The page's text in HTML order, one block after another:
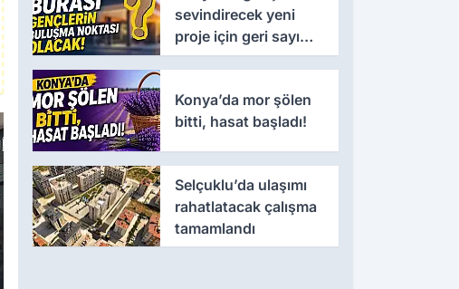
sevindirecek yeni
proje için geri sayım
başladı
Konya’da mor şölen
bitti, hasat başladı!
Selçuklu’da ulaşımı
rahatlatacak çalışma
tamamlandı